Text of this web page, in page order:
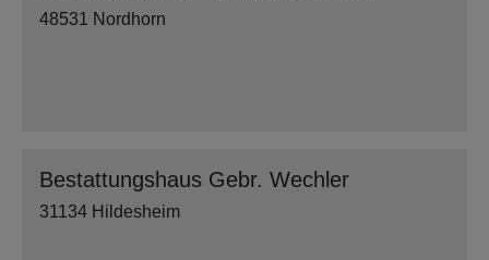
48531 Nordhorn
Bestattungshaus Gebr. Wechler
31134 Hildesheim